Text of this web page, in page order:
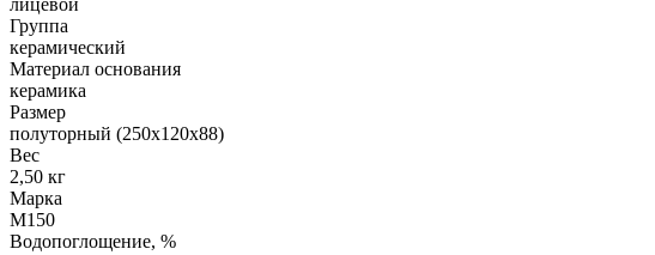
лицевой
Группа
керамический
Материал основания
керамика
Размер
полуторный (250х120х88)
Вес
2,50 кг
Марка
М150
Водопоглощение, %